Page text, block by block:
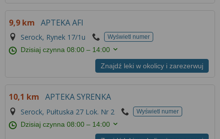
9,9 km APTEKA AFI
Serock, Rynek 17/1u Wyświetl numer
Dzisiaj czynna08:00 – 14:00
Znajdź leki w okolicy i zarezerwuj
10,1 km APTEKA SYRENKA
Serock, Pułtuska 27 Lok. Nr 2 Wyświetl numer
Dzisiaj czynna08:00 – 14:00